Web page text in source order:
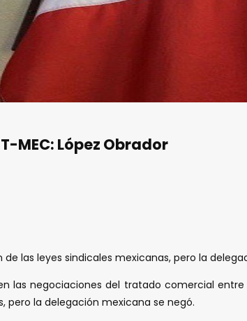
MEC: López Obrador
las leyes sindicales mexicanas, pero la
las negociaciones del tratado comercial
pero la delegación mexicana se negó.